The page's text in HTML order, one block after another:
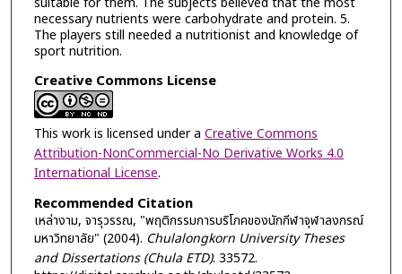
necessary nutrients were carbohydrate and protein. 5.
The players still needed a nutritionist and knowledge of
sport nutrition.
Creative Commons License
This work is licensed under a Creative Commons
Attribution-NonCommercial-No Derivative Works 4.0
International License.
Recommended Citation
เหล่างาม, จารุวรรณ, "พฤติกรรมการบริโภคของนักกีฬาจุฬาลงกรณ์
มหาวิทยาลัย" (2004). Chulalongkorn University Theses
and Dissertations (Chula ETD). 33572.